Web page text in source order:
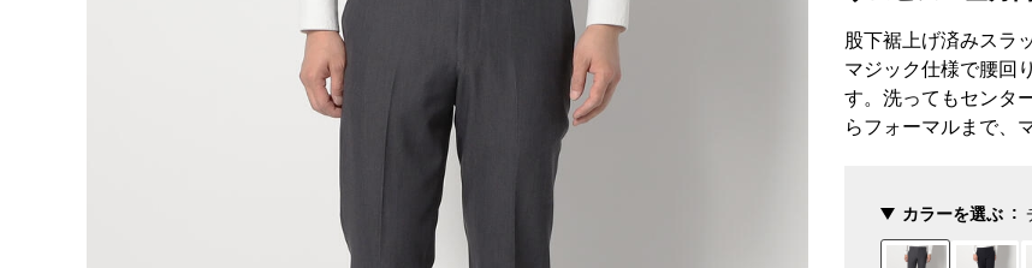
股下裾上げ済みスラ
マジック仕様で腰回
す。洗ってもセンタ
らフォーマルまで、
カラーを選ぶ